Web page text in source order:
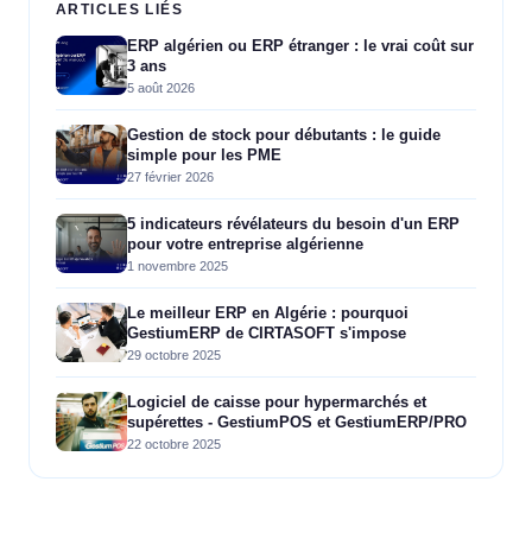
ARTICLES LIÉS
ERP algérien ou ERP étranger : le vrai coût sur
3 ans
5 août 2026
Gestion de stock pour débutants : le guide
simple pour les PME
27 février 2026
5 indicateurs révélateurs du besoin d'un ERP
pour votre entreprise algérienne
1 novembre 2025
Le meilleur ERP en Algérie : pourquoi
GestiumERP de CIRTASOFT s'impose
29 octobre 2025
Logiciel de caisse pour hypermarchés et
supérettes - GestiumPOS et GestiumERP/PRO
22 octobre 2025